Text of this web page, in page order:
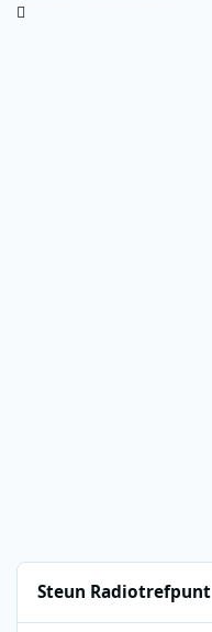
Steun Radiotrefpunt